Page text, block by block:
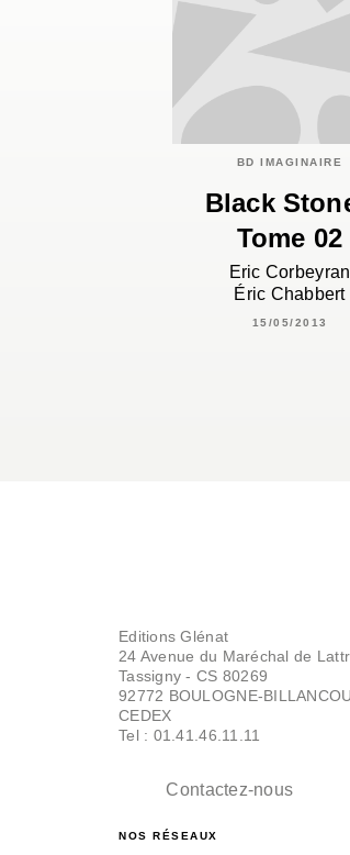
BD IMAGINAIRE
Black
Tome 02
Eric Corbeyran
Éric Chabbert
15/05/2013
Editions Glénat
24 Avenue du Maréchal de
Tassigny - CS 80269
92772 BOULOGNE-
CEDEX
Tel : 01.41.46.11.11
Contactez-nous
NOS RÉSEAUX